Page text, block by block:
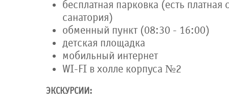
бесплатная парковка (есть платная
санатория)
обменный пункт (08:30 - 16:00)
детская площадка
мобильный интернет
WI-FI в холле корпуса №2
ЭКСКУРСИИ: